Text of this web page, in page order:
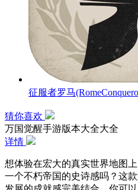
征服者罗马
猜你喜欢
万国觉醒手游版本大全大全
详情
想体验在宏大的真实世界地图
一个不朽帝国的史诗感吗？这